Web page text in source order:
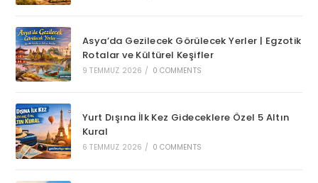
Asya’da Gezilecek Görülecek Yerler | Egzotik
Rotalar ve Kültürel Keşifler
9 TEMMUZ 2026 / 0 COMMENTS
Yurt Dışına İlk Kez Gideceklere Özel 5 Altın
Kural
6 TEMMUZ 2026 / 0 COMMENTS